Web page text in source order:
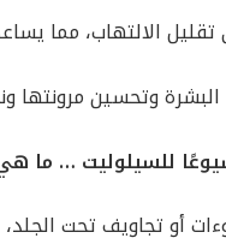
الالتهاب، مما
وتحسين مرونتها
شيوعًا للسيلوليت … ما
أو تجاويف تحت